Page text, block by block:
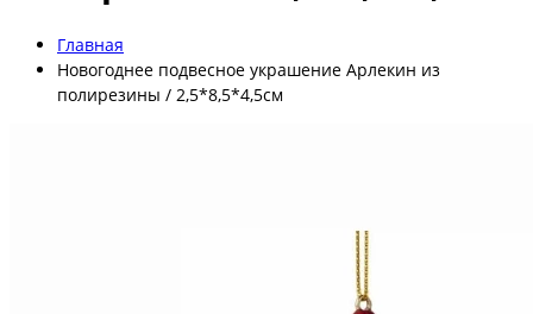
Главная
Новогоднее подвесное украшение Арлекин из
полирезины / 2,5*8,5*4,5см